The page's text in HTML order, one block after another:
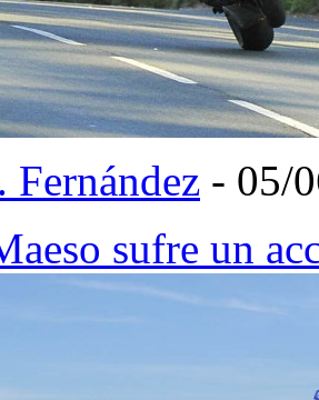
- 05/
sufre un